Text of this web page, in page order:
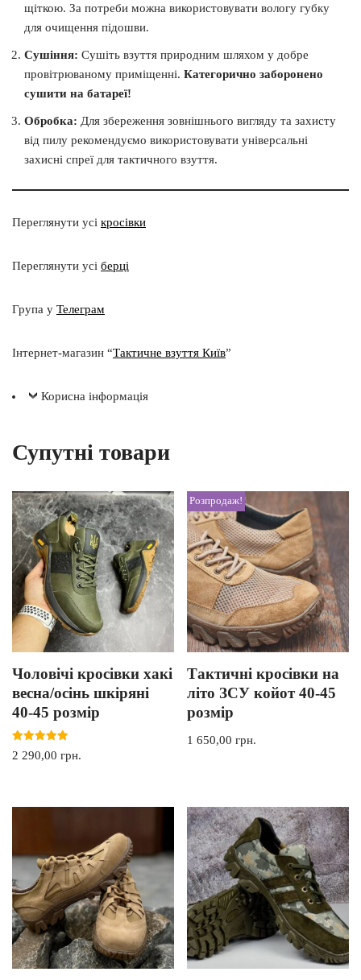
щіткою. За потреби можна використовувати вологу губку
для очищення підошви.
Сушіння: Сушіть взуття природним шляхом у добре
провітрюваному приміщенні. Категорично заборонено
сушити на батареї!
Обробка: Для збереження зовнішнього вигляду та захисту
від пилу рекомендуємо використовувати універсальні
захисні спреї для тактичного взуття.
Переглянути усі кросівки
Переглянути усі берці
Група у Телеграм
Інтернет-магазин “Тактичне взуття Київ”
Корисна інформація
Супутні товари
Чоловічі кросівки хакі
весна/осінь шкіряні
40-45 розмір
Оцінено в
5.00
2 290,00 грн.
Розпродаж!
Тактичні кросівки на
літо ЗСУ койот 40-45
розмір
1 650,00грн.